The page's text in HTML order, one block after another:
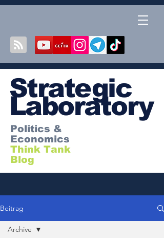
Strategic
Laboratory
Politics &
Economics
Think Tank
Blog
Beitrag
Archive